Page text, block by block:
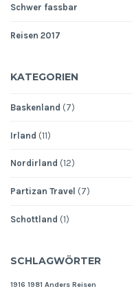
Schwer fassbar
Reisen 2017
KATEGORIEN
Baskenland (7)
Irland (11)
Nordirland (12)
Partizan Travel (7)
Schottland (1)
SCHLAGWÖRTER
1916 1981 Anders Reisen